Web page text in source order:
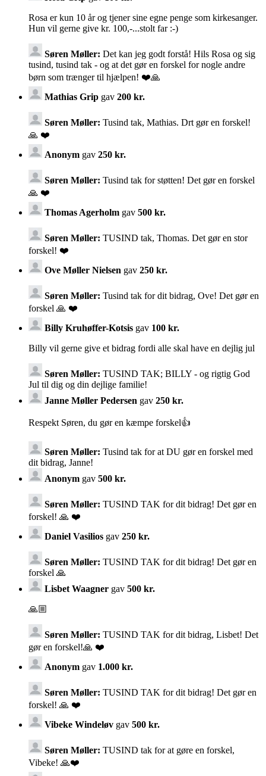
Rosa er kun 10 år og tjener sine egne penge som kirkesanger.
Hun vil gerne give kr. 100,-...stolt far :-)
Søren Møller: Det kan jeg godt forstå! Hils Rosa og sig
tusind, tusind tak - og at det gør en forskel for nogle andre
børn som trænger til hjælpen! ❤️🙏
Mathias Grip gav 200 kr.
Søren Møller: Tusind tak, Mathias. Drt gør en forskel!
🙏 ❤️
Anonym gav 250 kr.
Søren Møller: Tusind tak for støtten! Det gør en forskel
🙏 ❤️
Thomas Agerholm gav 500 kr.
Søren Møller: TUSIND tak, Thomas. Det gør en stor
forskel! ❤️
Ove Møller Nielsen gav 250 kr.
Søren Møller: Tusind tak for dit bidrag, Ove! Det gør en
forskel 🙏 ❤️
Billy Kruhøffer-Kotsis gav 100 kr.
Billy vil gerne give et bidrag fordi alle skal have en dejlig jul
Søren Møller: TUSIND TAK; BILLY - og rigtig God
Jul til dig og din dejlige familie!
Janne Møller Pedersen gav 250 kr.
Respekt Søren, du gør en kæmpe forskel👍
Søren Møller: Tusind tak for at DU gør en forskel med
dit bidrag, Janne!
Anonym gav 500 kr.
Søren Møller: TUSIND TAK for dit bidrag! Det gør en
forskel! 🙏 ❤️
Daniel Vasilios gav 250 kr.
Søren Møller: TUSIND TAK for dit bidrag! Det gør en
forskel 🙏
Lisbet Waagner gav 500 kr.
🙏🏼
Søren Møller: TUSIND TAK for dit bidrag, Lisbet! Det
gør en forskel!🙏 ❤️
Anonym gav 1.000 kr.
Søren Møller: TUSIND TAK for dit bidrag! Det gør en
forskel! 🙏 ❤️
Vibeke Windeløv gav 500 kr.
Søren Møller: TUSIND tak for at gøre en forskel,
Vibeke! 🙏❤️